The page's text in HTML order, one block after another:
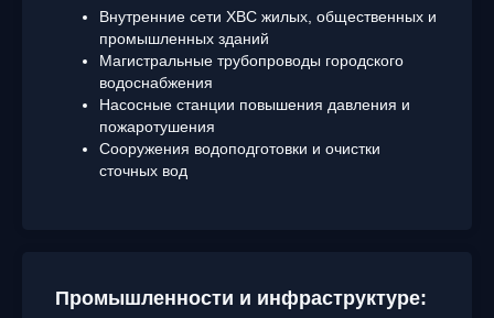
Внутренние сети ХВС жилых, общественных и
промышленных зданий
Магистральные трубопроводы городского
водоснабжения
Насосные станции повышения давления и
пожаротушения
Сооружения водоподготовки и очистки
сточных вод
Промышленности и инфраструктуре: